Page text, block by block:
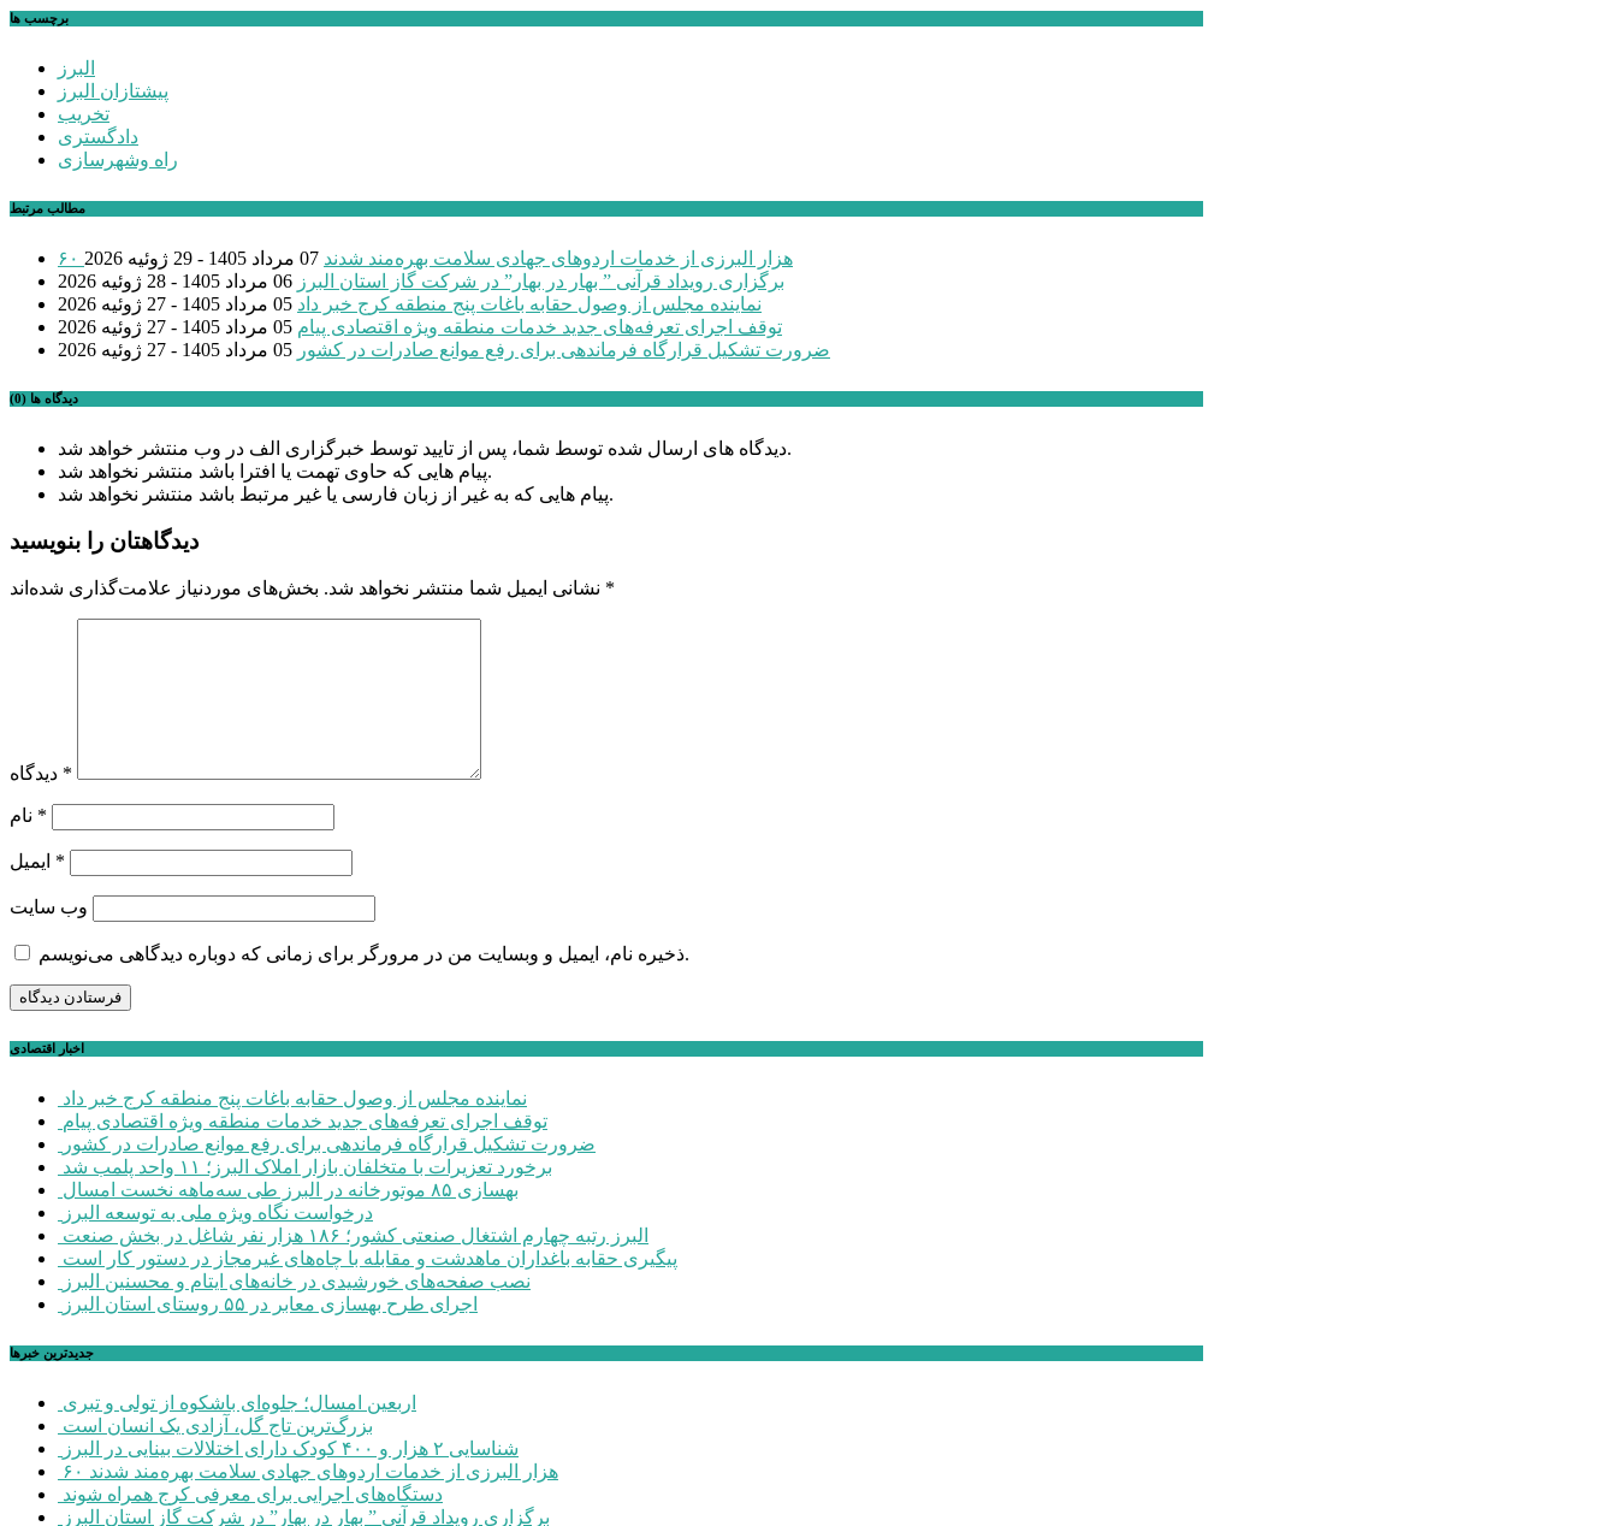
برچسب ها
البرز
پیشتازان البرز
تخریب
دادگستری
راه وشهرسازی
مطالب مرتبط
۶۰ هزار البرزی از خدمات اردوهای جهادی سلامت بهره‌مند شدند 07 مرداد 1405 - 29 ژوئیه 2026
برگزاری رویداد قرآنی ” بهار در بهار” در شرکت گاز استان البرز 06 مرداد 1405 - 28 ژوئیه 2026
نماینده مجلس از وصول حقابه باغات پنج منطقه کرج خبر داد 05 مرداد 1405 - 27 ژوئیه 2026
توقف اجرای تعرفه‌های جدید خدمات منطقه ویژه اقتصادی پیام 05 مرداد 1405 - 27 ژوئیه 2026
ضرورت تشکیل قرارگاه فرماندهی برای رفع موانع صادرات در کشور 05 مرداد 1405 - 27 ژوئیه 2026
دیدگاه ها (0)
دیدگاه های ارسال شده توسط شما، پس از تایید توسط خبرگزاری الف در وب منتشر خواهد شد.
پیام هایی که حاوی تهمت یا افترا باشد منتشر نخواهد شد.
پیام هایی که به غیر از زبان فارسی یا غیر مرتبط باشد منتشر نخواهد شد.
دیدگاهتان را بنویسید
نشانی ایمیل شما منتشر نخواهد شد. *
*
*
*
وب‌ سایت
ذخیره نام، ایمیل و وبسایت من در مرورگر برای زمانی که دوباره دیدگاهی می‌نویسم.
اخبار اقتصادی
نماینده مجلس از وصول حقابه باغات پنج منطقه کرج خبر داد
توقف اجرای تعرفه‌های جدید خدمات منطقه ویژه اقتصادی پیام
ضرورت تشکیل قرارگاه فرماندهی برای رفع موانع صادرات در کشور
برخورد تعزیرات با متخلفان بازار املاک البرز؛ ۱۱ واحد پلمب شد
بهسازی ۸۵ موتورخانه در البرز طی سه‌ماهه نخست امسال
درخواست نگاه ویژه ملی به توسعه البرز
البرز رتبه چهارم اشتغال صنعتی کشور؛ ۱۸۶ هزار نفر شاغل در بخش صنعت
پیگیری حقابه باغداران ماهدشت و مقابله با چاه‌های غیرمجاز در دستور کار است
نصب صفحه‌های خورشیدی در خانه‌های ایتام و محسنین البرز
اجرای طرح بهسازی معابر در ۵۵ روستای استان البرز
جديدترين خبرها
اربعین امسال؛ جلوه‌ای باشکوه از تولی و تبری
بزرگ‌ترین تاج گل، آزادی یک انسان است
شناسایی ۲ هزار و ۴۰۰ کودک دارای اختلالات بینایی در البرز
۶۰ هزار البرزی از خدمات اردوهای جهادی سلامت بهره‌مند شدند
دستگاه‌های اجرایی برای معرفی کرج همراه شوند
برگزاری رویداد قرآنی ” بهار در بهار” در شرکت گاز استان البرز